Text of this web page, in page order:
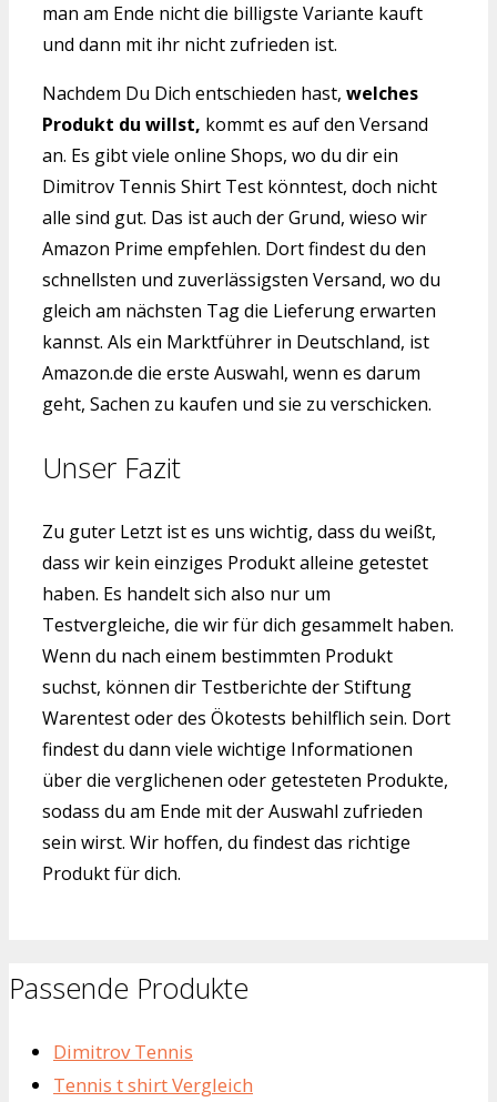
man am Ende nicht die billigste Variante kauft
und dann mit ihr nicht zufrieden ist.
Nachdem Du Dich entschieden hast, welches
Produkt du willst, kommt es auf den Versand
an. Es gibt viele online Shops, wo du dir ein
Dimitrov Tennis Shirt Test könntest, doch nicht
alle sind gut. Das ist auch der Grund, wieso wir
Amazon Prime empfehlen. Dort findest du den
schnellsten und zuverlässigsten Versand, wo du
gleich am nächsten Tag die Lieferung erwarten
kannst. Als ein Marktführer in Deutschland, ist
Amazon.de die erste Auswahl, wenn es darum
geht, Sachen zu kaufen und sie zu verschicken.
Unser Fazit
Zu guter Letzt ist es uns wichtig, dass du weißt,
dass wir kein einziges Produkt alleine getestet
haben. Es handelt sich also nur um
Testvergleiche, die wir für dich gesammelt haben.
Wenn du nach einem bestimmten Produkt
suchst, können dir Testberichte der Stiftung
Warentest oder des Ökotests behilflich sein. Dort
findest du dann viele wichtige Informationen
über die verglichenen oder getesteten Produkte,
sodass du am Ende mit der Auswahl zufrieden
sein wirst. Wir hoffen, du findest das richtige
Produkt für dich.
Passende Produkte
Dimitrov Tennis
Tennis t shirt Vergleich